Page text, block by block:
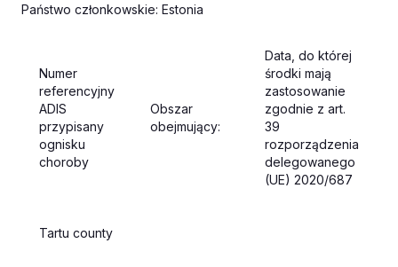
Państwo członkowskie: Estonia
Numer
referencyjny
ADIS
przypisany
ognisku
choroby
Obszar
obejmujący:
Data, do której
środki mają
zastosowanie
zgodnie z art.
39
rozporządzenia
delegowanego
(UE) 2020/687
Tartu county